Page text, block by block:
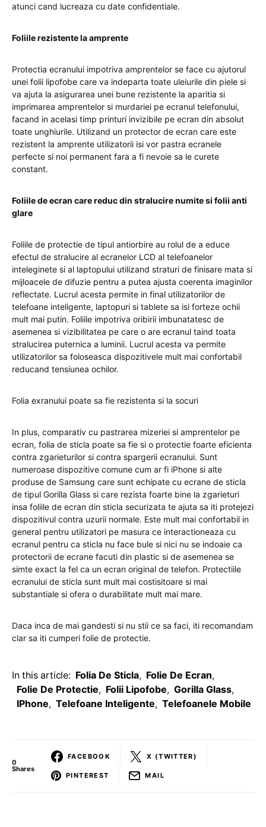
atunci cand lucreaza cu date confidentiale.
Foliile rezistente la amprente
Protectia ecranului impotriva amprentelor se face cu ajutorul
unei folii lipofobe care va indeparta toate uleiurile din piele si
va ajuta la asigurarea unei bune rezistente la aparitia si
imprimarea amprentelor si murdariei pe ecranul telefonului,
facand in acelasi timp printuri invizibile pe ecran din absolut
toate unghiurile. Utilizand un protector de ecran care este
rezistent la amprente utilizatorii isi vor pastra ecranele
perfecte si noi permanent fara a fi nevoie sa le curete
constant.
Foliile de ecran care reduc din stralucire numite si folii anti
glare
Foliile de protectie de tipul antiorbire au rolul de a educe
efectul de stralucire al ecranelor LCD al telefoanelor
inteleginete si al laptopului utilizand straturi de finisare mata si
mijloacele de difuzie pentru a putea ajusta coerenta imaginilor
reflectate. Lucrul acesta permite in final utilizatorilor de
telefoane inteligente, laptopuri si tablete sa isi forteze ochii
mult mai putin. Foliile impotriva oribirii imbunatatesc de
asemenea si vizibilitatea pe care o are ecranul taind toata
stralucirea puternica a luminii. Lucrul acesta va permite
utilizatorilor sa foloseasca dispozitivele mult mai confortabil
reducand tensiunea ochilor.
Folia exranului poate sa fie rezistenta si la socuri
In plus, comparativ cu pastrarea mizeriei si amprentelor pe
ecran, folia de sticla poate sa fie si o protectie foarte eficienta
contra zgarieturilor si contra spargerii ecranului. Sunt
numeroase dispozitive comune cum ar fi iPhone si alte
produse de Samsung care sunt echipate cu ecrane de sticla
de tipul Gorilla Glass si care rezista foarte bine la zgarieturi
insa foliile de ecran din sticla securizata te ajuta sa iti protejezi
dispozitivul contra uzurii normale. Este mult mai confortabil in
general pentru utilizatori pe masura ce interactioneaza cu
ecranul pentru ca sticla nu face bule si nici nu se indoaie ca
protectorii de ecrane facuti din plastic si de asemenea se
simte exact la fel ca un ecran original de telefon. Protectiile
ecranului de sticla sunt mult mai costisitoare si mai
substantiale si ofera o durabilitate mult mai mare.
Daca inca de mai gandesti si nu stii ce sa faci, iti recomandam
clar sa iti cumperi folie de protectie.
In this article: Folia De Sticla, Folie De Ecran,
Folie De Protectie, Folii Lipofobe, Gorilla Glass,
IPhone, Telefoane Inteligente, Telefoanele Mobile
0
Shares
FACEBOOK X (TWITTER)
PINTEREST MAIL